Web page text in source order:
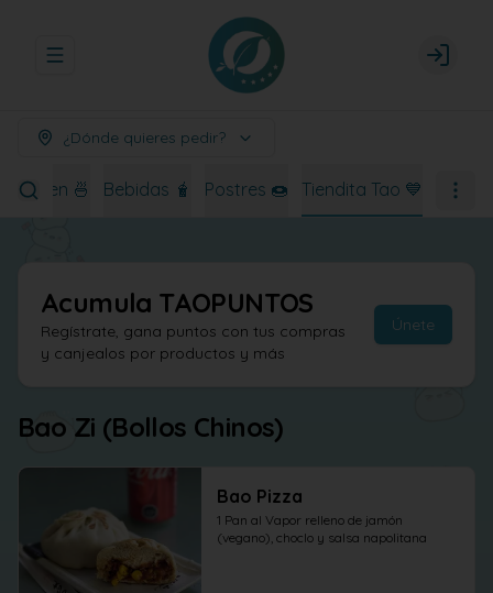
Abrir menu de navegación Login
¿Dónde quieres pedir?
Ramen 🍜 Bebidas 🧋 Postres 🍩 Tiendita Tao 💙
Acumula TAOPUNTOS
Regístrate, gana puntos con tus compras
y canjealos por productos y más
Únete
Bao Zi (Bollos Chinos)
Bao Pizza
1 Pan al Vapor relleno de jamón
(vegano), choclo y salsa napolitana